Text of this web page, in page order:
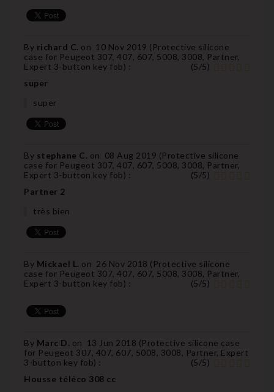
By richard C. on 10 Nov 2019 ( Protective silicone
case for Peugeot 307, 407, 607, 5008, 3008, Partner,
Expert 3-button key fob) : (5/5)
super
super
By stephane C. on 08 Aug 2019 (Protective silicone
case for Peugeot 307, 407, 607, 5008, 3008, Partner,
Expert 3-button key fob) : (5/5)
Partner 2
très bien
By Mickael L. on 26 Nov 2018 ( Protective silicone
case for Peugeot 307, 407, 607, 5008, 3008, Partner,
Expert 3-button key fob) : (5/5)
By Marc D. on 13 Jun 2018 (Protective silicone case
for Peugeot 307, 407, 607, 5008, 3008, Partner, Expert
3-button key fob) : (5/5)
Housse téléco 308 cc